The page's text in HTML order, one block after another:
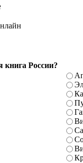
книга России?